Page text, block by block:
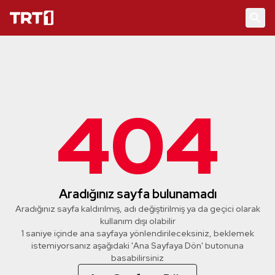
404
Aradığınız sayfa bulunamadı
Aradığınız sayfa kaldırılmış, adı değiştirilmiş ya da geçici olarak
kullanım dışı olabilir
1 saniye içinde ana sayfaya yönlendirileceksiniz, beklemek
istemiyorsanız aşağıdaki 'Ana Sayfaya Dön' butonuna
basabilirsiniz